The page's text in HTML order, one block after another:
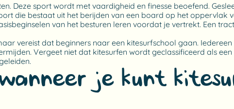
Deze sport wordt met vaardigheid en finesse beoefend.
die bestaat uit het berijden van een board op het oppervlak
van het besturen leren voordat je vertrekt. Een
vereist dat beginners naar een kitesurfschool gaan.
Vergeet niet dat kitesurfen wordt geclassificeerd als
je kunt